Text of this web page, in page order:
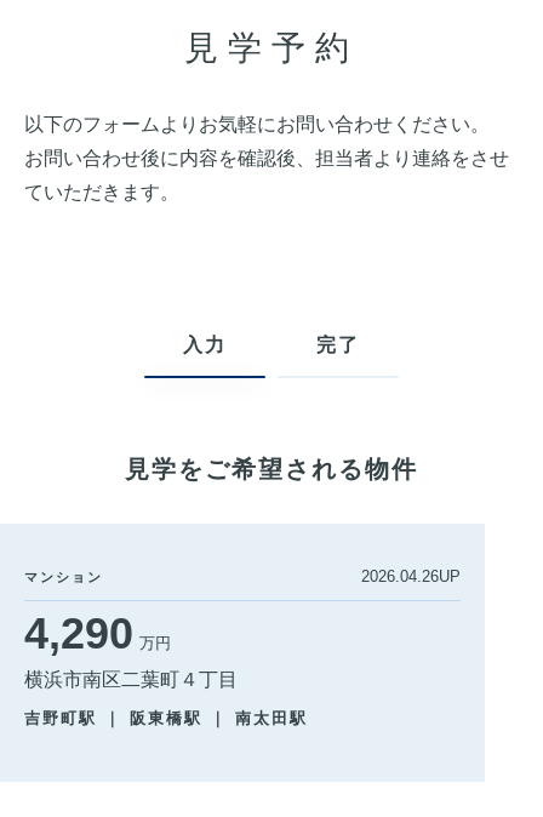
見学予約
以下のフォームよりお気軽にお問い合わせください。
お問い合わせ後に内容を確認後、担当者より連絡をさせ
ていただきます。
入力 完了
見学をご希望される物件
マンション 2026.04.26UP
4,290 万円
横浜市南区二葉町４丁目
吉野町駅 ｜ 阪東橋駅 ｜ 南太田駅